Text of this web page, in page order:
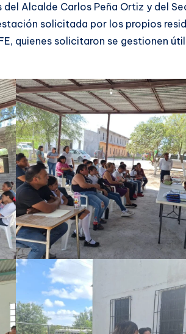
Alcalde Carlos Peña Ortiz y del
solicitada por los propios
quienes solicitaron se gestionen